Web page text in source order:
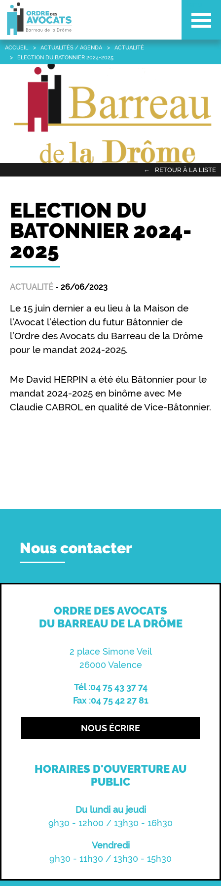
ACCUEIL ACTUALITÉS / AGENDA
ACTUALITÉ
ELECTION DU BATONNIER 2024-2025
RETOUR À LA LISTE
ELECTION DU
BATONNIER 2024-
2025
ACTUALITÉ - 26/06/2023
Le 15 juin dernier a eu lieu à la Maison de
l’Avocat l’élection du futur Bâtonnier de
l’Ordre des Avocats du Barreau de la Drôme
pour le mandat 2024-2025.
Me David HERPIN a été élu Bâtonnier pour le
mandat 2024-2025 en binôme avec Me
Claudie CABROL en qualité de Vice-Bâtonnier.
Nous contacter
ORDRE DES AVOCATS
DU BARREAU DE LA DRÔME
2 place Simone Veil
26000 Valence
Tél :04 75 43 37 74
Fax :04 75 42 27 81
NOUS ÉCRIRE
HORAIRES D'OUVERTURE AU
PUBLIC
Du lundi au jeudi
9h30 - 12h00 / 13h30 - 16h30
Vendredi
9h30 - 11h30 / 13h30 - 15h30